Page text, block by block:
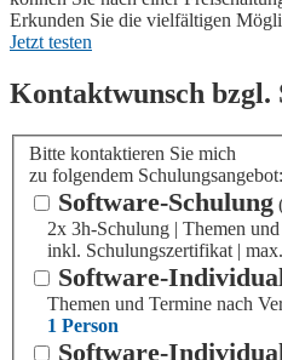
Erkunden Sie die vielfältigen
Jetzt testen
Kontaktwunsch bzgl.
Bitte kontaktieren Sie mich
zu folgendem Schulungsangebot:
Software-Schulung
2x 3h-Schulung | Themen
inkl. Schulungszertifikat |
Software-
Themen und Termine nach
1 Person
Software-